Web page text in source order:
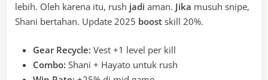
lebih. Oleh karena itu, rush jadi aman. Jika musuh snipe,
Shani bertahan. Update 2025 boost skill 20%.
Gear Recycle: Vest +1 level per kill
Combo: Shani + Hayato untuk rush